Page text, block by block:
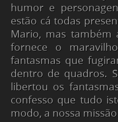
humor e
estão cá todas
Mario, mas também
fornece o
fantasmas que
dentro de quadros.
libertou os
confesso que tudo
modo, a nossa